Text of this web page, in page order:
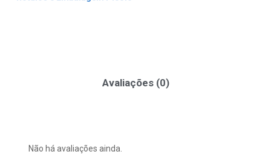
Avaliações (0)
Não há avaliações ainda.